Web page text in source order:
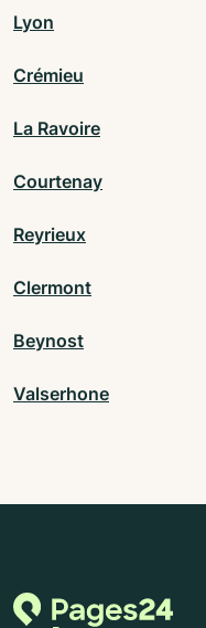
Lyon
Crémieu
La Ravoire
Courtenay
Reyrieux
Clermont
Beynost
Valserhone